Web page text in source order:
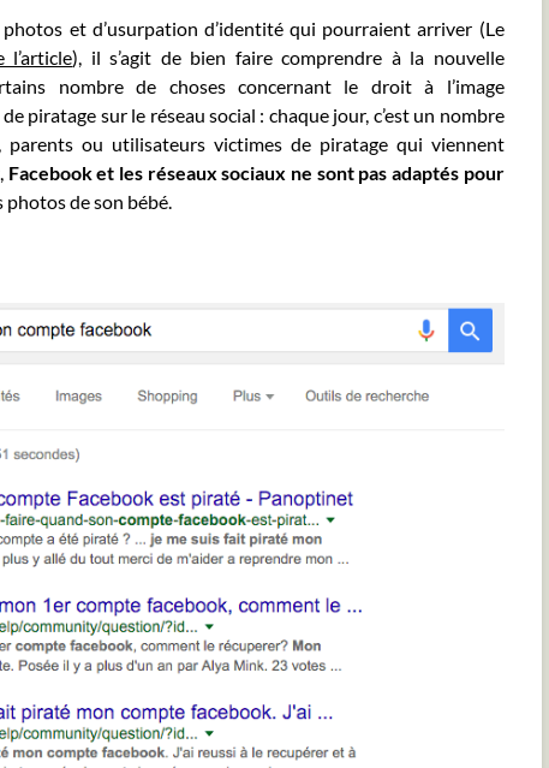
et d’usurpation d’identité qui pourraient arriver (Le
l’article), il s’agit de bien faire comprendre à la nouvelle
nombre de choses concernant le droit à l’image
piratage sur le réseau social : chaque jour, c’est un nombre
parents ou utilisateurs victimes de piratage qui viennent
Facebook et les réseaux sociaux ne sont pas adaptés pour
photos de son bébé.